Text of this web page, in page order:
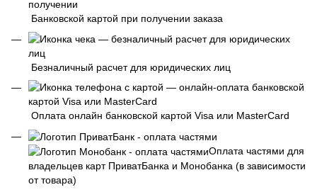
Банковской картой при получении заказа
Безналичный расчет для юридических лиц
Оплата онлайн банковской картой Visa или MasterCard
Оплата частями для
владельцев карт ПриватБанка и Монобанка (в зависимости
от товара)